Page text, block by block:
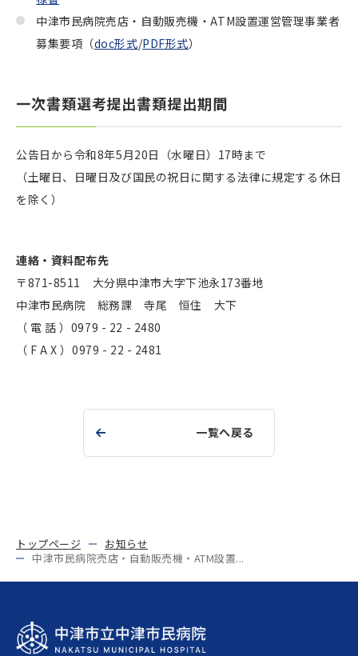
中津市民病院売店・自動販売機・ATM設置運営管理事業者
募集要項（doc形式/PDF形式）
一次書類選考提出書類提出期間
公告日から令和8年5月20日（水曜日）17時まで
（土曜日、日曜日及び国民の祝日に関する法律に規定する休日
を除く）
連絡・資料配布先
〒871-8511 大分県中津市大字下池永173番地
中津市民病院 総務課 寺尾 恒住 大下
（ 電 話 ）0979 - 22 - 2480
（ F A X ）0979 - 22 - 2481
一覧へ戻る
トップページ
お知らせ
中津市民病院売店・自動販売機・ATM設置...